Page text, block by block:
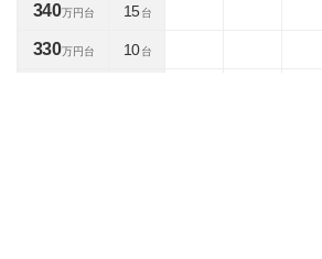
340万円台 15 台
330万円台 10 台